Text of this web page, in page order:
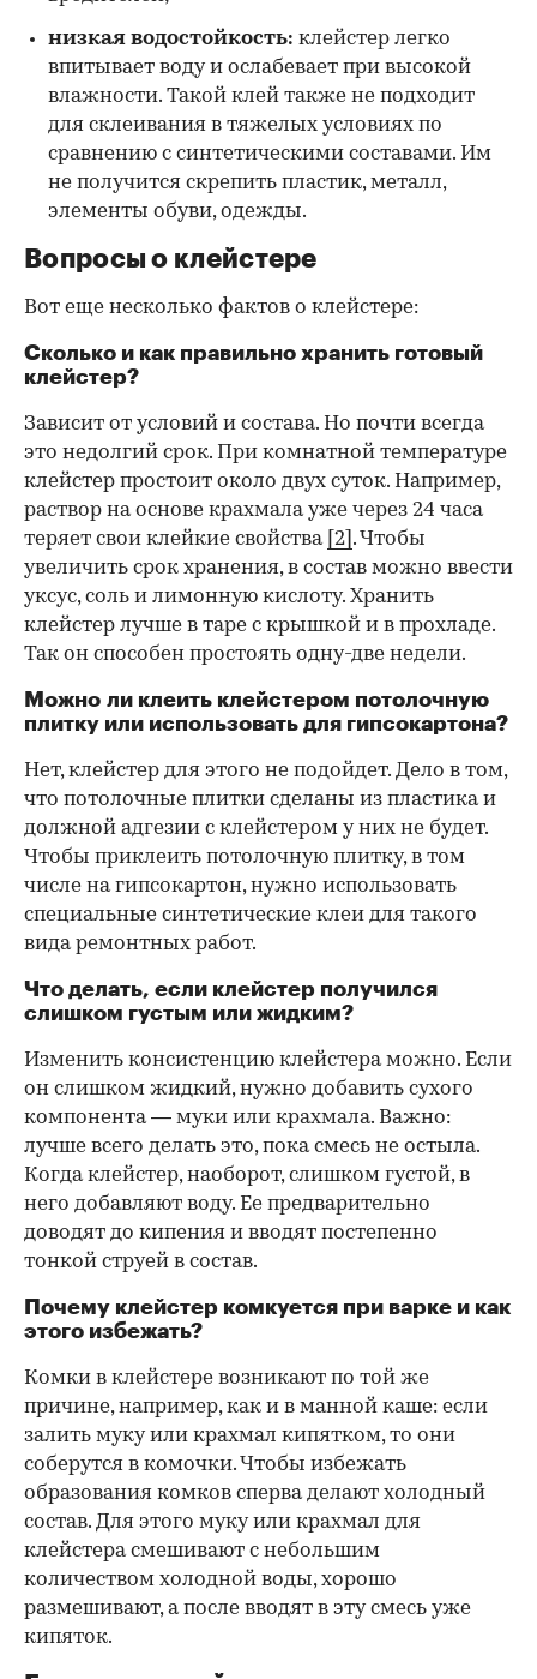
низкая водостойкость: клейстер легко
впитывает воду и ослабевает при высокой
влажности. Такой клей также не подходит
для склеивания в тяжелых условиях по
сравнению с синтетическими составами. Им
не получится скрепить пластик, металл,
элементы обуви, одежды.
Вопросы о клейстере
Вот еще несколько фактов о клейстере:
Сколько и как правильно хранить готовый
клейстер?
Зависит от условий и состава. Но почти всегда
это недолгий срок. При комнатной температуре
клейстер простоит около двух суток. Например,
раствор на основе крахмала уже через 24 часа
теряет свои клейкие свойства [2] . Чтобы
увеличить срок хранения, в состав можно ввести
уксус, соль и лимонную кислоту. Хранить
клейстер лучше в таре с крышкой и в прохладе.
Так он способен простоять одну-две недели.
Можно ли клеить клейстером потолочную
плитку или использовать для гипсокартона?
Нет, клейстер для этого не подойдет. Дело в том,
что потолочные плитки сделаны из пластика и
должной адгезии с клейстером у них не будет.
Чтобы приклеить потолочную плитку, в том
числе на гипсокартон, нужно использовать
специальные синтетические клеи для такого
вида ремонтных работ.
Что делать, если клейстер получился
слишком густым или жидким?
Изменить консистенцию клейстера можно. Если
он слишком жидкий, нужно добавить сухого
компонента — муки или крахмала. Важно:
лучше всего делать это, пока смесь не остыла.
Когда клейстер, наоборот, слишком густой, в
него добавляют воду. Ее предварительно
доводят до кипения и вводят постепенно
тонкой струей в состав.
Почему клейстер комкуется при варке и как
этого избежать?
Комки в клейстере возникают по той же
причине, например, как и в манной каше: если
залить муку или крахмал кипятком, то они
соберутся в комочки. Чтобы избежать
образования комков сперва делают холодный
состав. Для этого муку или крахмал для
клейстера смешивают с небольшим
количеством холодной воды, хорошо
размешивают, а после вводят в эту смесь уже
кипяток.